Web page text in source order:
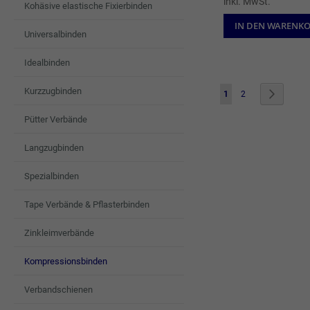
IN DEN
Seite
Sie lesen gerade die Seite
1 Seite
2
Kohäsive elastische Fixierbinden
Universalbinden
Idealbinden
Kurzzugbinden
Pütter Verbände
Langzugbinden
Spezialbinden
Tape Verbände & Pflasterbinden
Zinkleimverbände
Kompressionsbinden
Verbandschienen